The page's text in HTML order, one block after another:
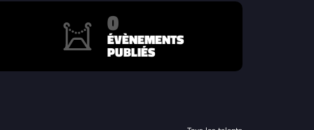
0
ÉVÈNEMENTS
PUBLIÉS